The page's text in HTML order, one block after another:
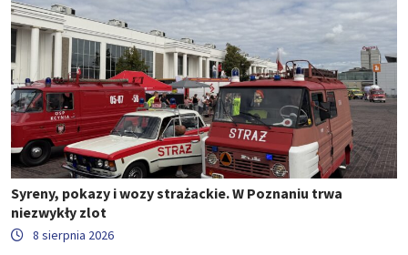
Syreny, pokazy i wozy strażackie. W Poznaniu trwa
niezwykły zlot
8 sierpnia 2026